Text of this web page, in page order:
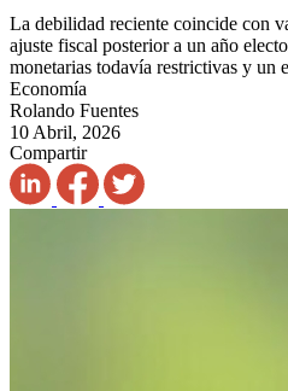
La debilidad reciente coincide con
ajuste fiscal posterior a un año
monetarias todavía restrictivas y un
Economía
Rolando Fuentes
10 Abril, 2026
Compartir